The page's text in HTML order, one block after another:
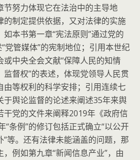
节努力体现它在法治中的主导地
的制定提供依据，又对法律的实施
本书第一章“宪法原则”通过党的
党管媒体”的宪制地位；引用本世纪
或中央全会文献“保障人民的知情
督权”的表述，体现党领导人民贯
由等权利的科学安排；引用连续七
于舆论监督的论述来阐述35年来舆
干党的文件来阐释2019年《政府信
“条例”的修订包括正式确立“以公开
等。还有法律未能涵盖的问题，那
例如第九章“新闻信息产业”，由